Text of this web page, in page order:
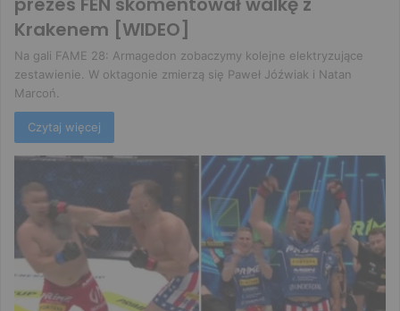
Krakenem [WIDEO]
Na gali FAME 28: Armagedon zobaczymy kolejne elektryzujące
zestawienie. W oktagonie zmierzą się Paweł Jóźwiak i Natan
Marcoń.
Czytaj więcej